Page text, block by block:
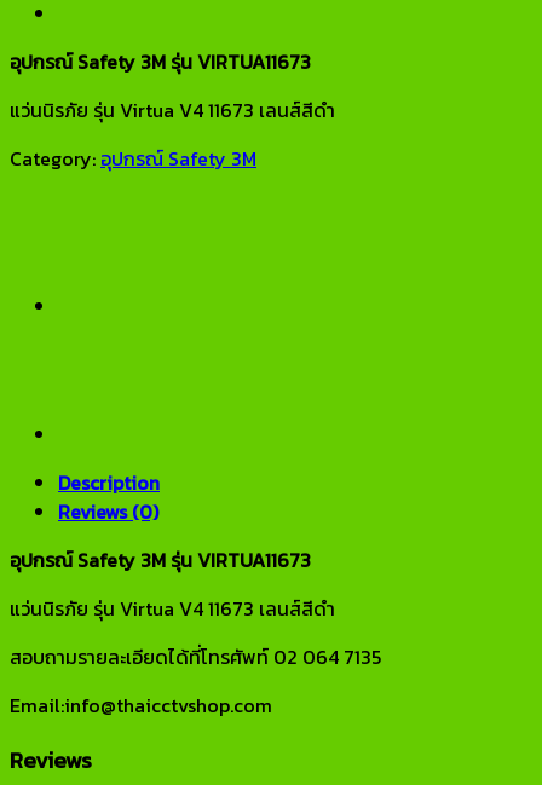
อุปกรณ์ Safety 3M รุ่น VIRTUA11673
แว่นนิรภัย รุ่น Virtua V4 11673 เลนส์สีดำ
Category: อุปกรณ์ Safety 3M
Description
Reviews (0)
อุปกรณ์ Safety 3M รุ่น VIRTUA11673
แว่นนิรภัย รุ่น Virtua V4 11673 เลนส์สีดำ
สอบถามรายละเอียดได้ที่โทรศัพท์ 02 064 7135
Email:info@thaicctvshop.com
Reviews